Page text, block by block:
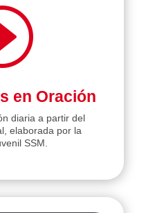
en Oración
diaria a partir del
elaborada por la
SSM.